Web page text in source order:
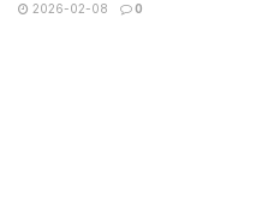
2026-02-08 0